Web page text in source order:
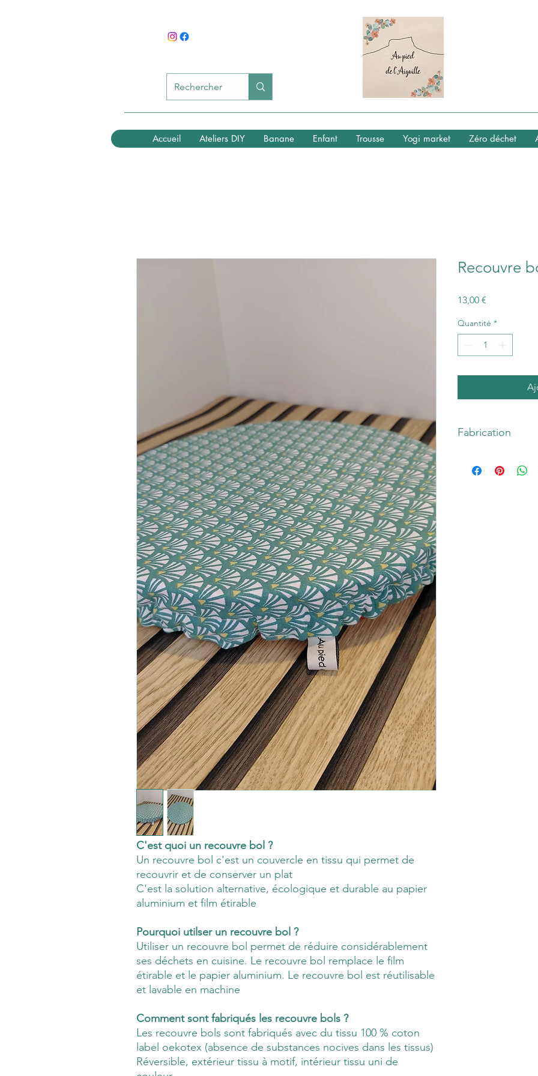
Accueil Ateliers DIY Banane Enfant Trousse Yogi market Zéro déchet
C'est quoi un recouvre bol ?
Un recouvre bol c'est un couvercle en tissu qui permet de
recouvrir et de conserver un plat
C'est la solution alternative, écologique et durable au papier
aluminium et film étirable
Pourquoi utilser un recouvre bol ?
Utiliser un recouvre bol permet de réduire considérablement
ses déchets en cuisine. Le recouvre bol remplace le film
étirable et le papier aluminium. Le recouvre bol est réutilisable
et lavable en machine
Comment sont fabriqués les recouvre bols ?
Les recouvre bols sont fabriqués avec du tissu 100 % coton
label oekotex (absence de substances nocives dans les tissus)
Réversible, extérieur tissu à motif, intérieur tissu uni de
Recouvre
13,00 €
Quantité *
Fabrication
Taille L : pour les